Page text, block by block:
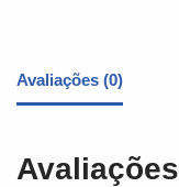
Avaliações (0)
Avaliações